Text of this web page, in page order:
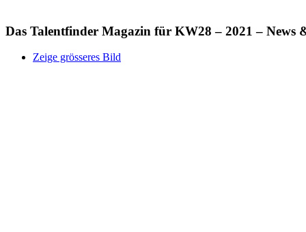
Das Talentfinder Magazin für KW28 – 2021 – News
Zeige grösseres Bild